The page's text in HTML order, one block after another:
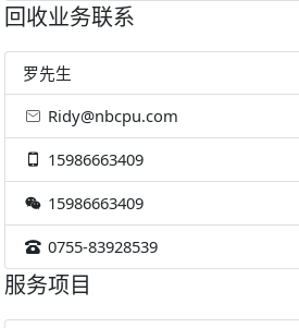
回收业务联系
罗先生
Ridy@nbcpu.com
15986663409
15986663409
0755-83928539
服务项目